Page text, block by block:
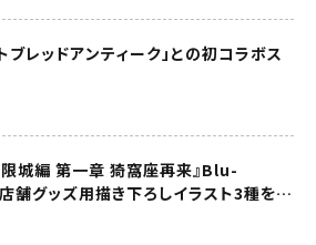
レッドアンティーク」との初コラボス
限城編 第一章 猗窩座再来』Blu-
舗グッズ用描き下ろしイラスト3種を公